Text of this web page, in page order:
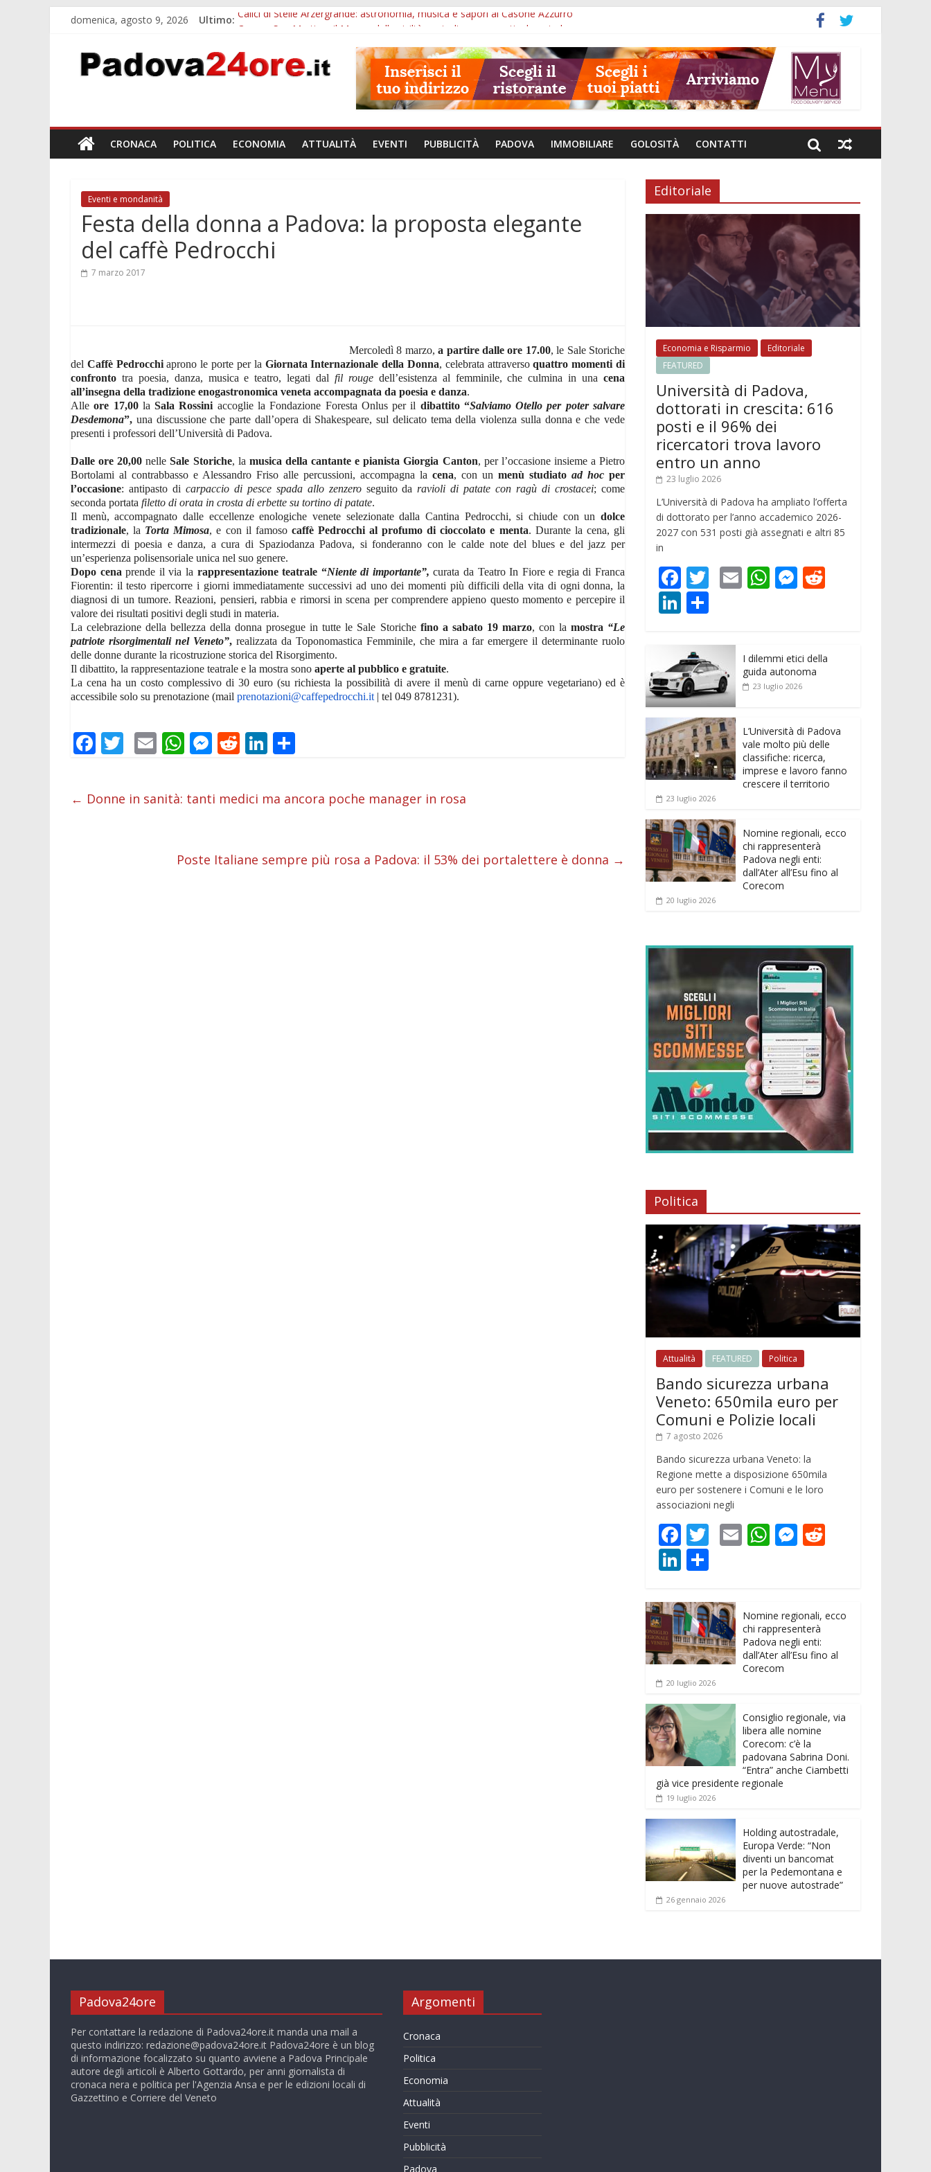
domenica, agosto 9, 2026 Ultimo: Calici di Stelle Arzergrande: astronomia, musica e sapori al Casone Azzurro
Notizie di Padova alle ore 10: Notte del Volo sold out, Tribano e festa oggi a Teolo
Teatro per famiglie a Loreggia, la Bella Addormentata arriva sul palco domenica sera
Restauro 2026, chiuse le domande: 2,5 milioni per formare nuove competenze in Veneto
CRONACA POLITICA ECONOMIA ATTUALITÀ EVENTI PUBBLICITÀ PADOVA IMMOBILIARE GOLOSITÀ CONTATTI
Eventi e mondanità
Festa della donna a Padova: la proposta elegante
del caffè Pedrocchi
7 marzo 2017
Mercoledì 8 marzo,a partire dalle ore 17.00, le Sale Storiche
del Caffè Pedrocchiaprono le porte per la Giornata Internazionale della Donna, celebrata attraversoquattro momenti di
confronto tra poesia, danza, musica e teatro, legati dalfil rougedell’esistenza al femminile, che culmina in unacena
all’insegna della tradizione enogastronomica veneta accompagnata da poesia e danza.
Alleore 17,00laSala Rossini accoglie la Fondazione Foresta Onlus per il dibattito “Salviamo Otello per poter salvare
Desdemona”, una discussione che parte dall’opera di Shakespeare, sul delicato tema della violenza sulla donna e che vede
presenti i professori dell’Università di Padova.
Dalle ore 20,00 nelleSale Storiche, la musica della cantante e pianista Giorgia Canton, per l’occasione insieme a Pietro
Bortolami al contrabbasso e Alessandro Friso alle percussioni, accompagna la cena, con un menù studiato ad hoc per
l’occasione: antipasto di carpaccio di pesce spada allo zenzeroseguito daravioli di patate con ragù di crostacei; come
seconda portata filetto di orata in crosta di erbette su tortino di patate.
Il menù, accompagnato dalle eccellenze enologiche venete selezionate dalla Cantina Pedrocchi, si chiude con un dolce
tradizionale, la Torta Mimosa, e con il famoso caffè Pedrocchi al profumo di cioccolato e menta. Durante la cena, gli
intermezzi di poesia e danza, a cura di Spaziodanza Padova, si fonderanno con le calde note del blues e del jazz per
un’esperienza polisensoriale unica nel suo genere.
Dopo cena prende il via la rappresentazione teatrale “Niente di importante”, curata da Teatro In Fiore e regia di Franca
Fiorentin: il testo ripercorre i giorni immediatamente successivi ad uno dei momenti più difficili della vita di ogni donna, la
diagnosi di un tumore.Reazioni, pensieri, rabbia e rimorsi in scena per comprendere appieno questo momento e percepire il
valore dei risultati positivi degli studi in materia.
La celebrazione della bellezza della donna prosegue in tutte le Sale Storiche fino a sabato 19 marzo, con la mostra “Le
patriote risorgimentali nel Veneto”, realizzata da Toponomastica Femminile, che mira a far emergere il determinante ruolo
delle donne durante la ricostruzione storica del Risorgimento.
Il dibattito, la rappresentazione teatrale e la mostra sono aperte al pubblico e gratuite.
La cena ha un costo complessivo di 30 euro (su richiesta la possibilità di avere il menù di carne oppure vegetariano) ed è
accessibile solo su prenotazione (mail prenotazioni@caffepedrocchi.it | tel 049 8781231).
F
b
T
itt
er
E
ai
l
W
at
s
p
M
ss
e
g
R
d
di
Li
e
n
di
di
← Donne in sanità: tanti medici ma ancora poche manager in rosa
Poste Italiane sempre più rosa a Padova: il 53% dei portalettere è donna →
Editoriale
Economia e Risparmio
Editoriale
FEATURED
Università di Padova,
dottorati in crescita: 616
posti e il 96% dei
ricercatori trova lavoro
entro un anno
23 luglio 2026
L’Università di Padova ha ampliato l’offerta
di dottorato per l’anno accademico 2026-
2027 con 531 posti già assegnati e altri 85
in
F
ac
e
b
o
o
k
T
er
E W
A
p
M
n
g
t
Li
k
e
dI
n
n
di
vi
di
I dilemmi etici della
guida autonoma
23 luglio 2026
L’Università di Padova
vale molto più delle
classifiche: ricerca,
imprese e lavoro fanno
crescere il territorio
23 luglio 2026
Nomine regionali, ecco
chi rappresenterà
Padova negli enti:
dall’Ater all’Esu fino al
Corecom
20 luglio 2026
Politica
Attualità FEATURED Politica
Bando sicurezza urbana
Veneto: 650mila euro per
Comuni e Polizie locali
7 agosto 2026
Bando sicurezza urbana Veneto: la
Regione mette a disposizione 650mila
euro per sostenere i Comuni e le loro
associazioni negli
F
ac
e
b
o
o
k
T
er
E W
A
p
p
M
n
g
er
t
Li
k
e
dI
n
n
di
vi
di
Nomine regionali, ecco
chi rappresenterà
Padova negli enti:
dall’Ater all’Esu fino al
Corecom
20 luglio 2026
Consiglio regionale, via
libera alle nomine
Corecom: c’è la
padovana Sabrina Doni.
“Entra” anche Ciambetti
già vice presidente regionale
19 luglio 2026
Holding autostradale,
Europa Verde: “Non
diventi un bancomat
per la Pedemontana e
per nuove autostrade”
26 gennaio 2026
Padova24ore
Per contattare la redazione di Padova24ore.it manda una mail a
questo indirizzo: redazione@padova24ore.it Padova24ore è un blog
di informazione focalizzato su quanto avviene a Padova Principale
autore degli articoli è Alberto Gottardo, per anni giornalista di
cronaca nera e politica per l'Agenzia Ansa e per le edizioni locali di
Gazzettino e Corriere del Veneto
Argomenti
Cronaca
Politica
Economia
Attualità
Eventi
Pubblicità
Padova